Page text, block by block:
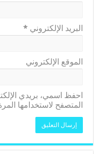
البريد الإلكتروني *
الموقع الإلكتروني
احفظ اسمي، بريدي
المتصفح لاستخدامها